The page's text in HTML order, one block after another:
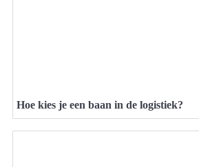
Hoe kies je een baan in de logistiek?